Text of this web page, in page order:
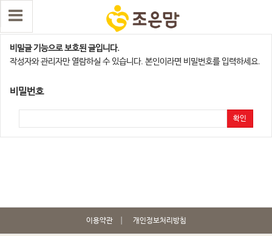
평택지사
비밀글 기능으로 보호된 글입니다.
작성자와 관리자만 열람하실 수 있습니다. 본인이라면 비밀번호를 입력하세요.
비밀번호
확인
이용약관 개인정보처리방침